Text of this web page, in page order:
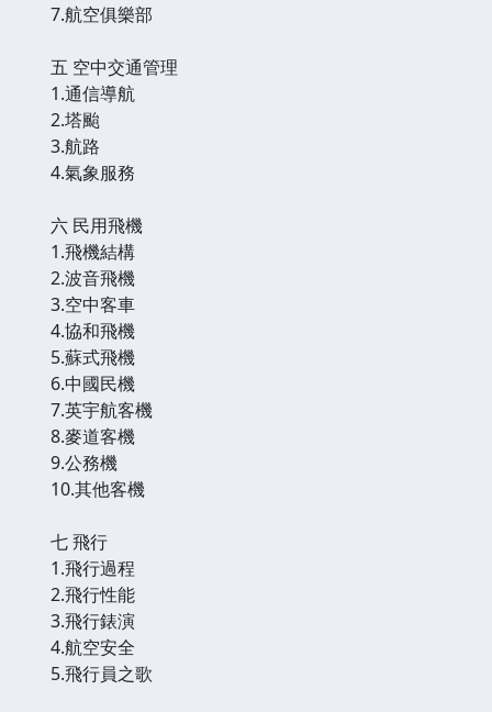
7.航空俱樂部
五 空中交通管理
1.通信導航
2.塔颱
3.航路
4.氣象服務
六 民用飛機
1.飛機結構
2.波音飛機
3.空中客車
4.協和飛機
5.蘇式飛機
6.中國民機
7.英宇航客機
8.麥道客機
9.公務機
10.其他客機
七 飛行
1.飛行過程
2.飛行性能
3.飛行錶演
4.航空安全
5.飛行員之歌